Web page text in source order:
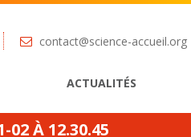
contact@science-accueil.org
ACTUALITÉS
02 À 12.30.45